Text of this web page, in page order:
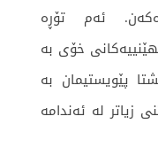
ئەم تۆڕە
خۆی بە
پێویستیمان بە
زیاتر لە ئەندامە